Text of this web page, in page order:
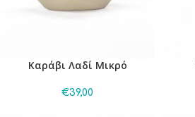
Καράβι Λαδί Μικρό
€39,00